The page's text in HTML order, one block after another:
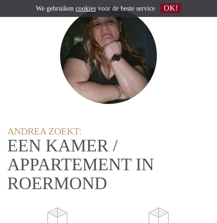
ANDREA ZOEKT:
EEN KAMER /
APPARTEMENT IN
ROERMOND
We gebruiken cookies voor de beste service OK!